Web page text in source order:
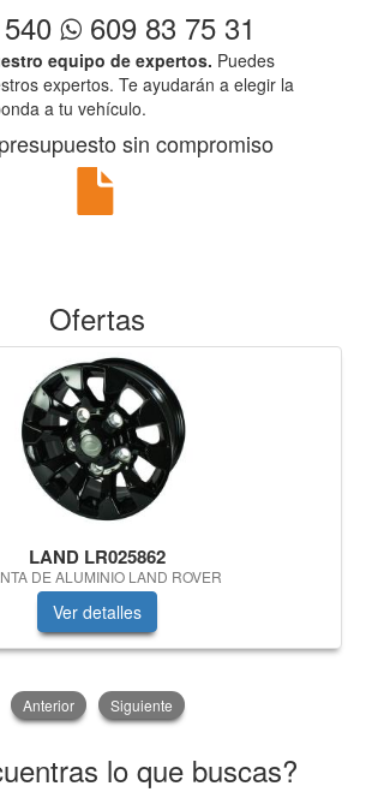
609 83 75 31
equipo de expertos. Puedes
expertos. Te ayudarán a elegir la
a tu vehículo.
sin compromiso
Ofertas
LAND LR025862
DE ALUMINIO LAND ROVER
Ver detalles
Anterior Siguiente
lo que buscas?